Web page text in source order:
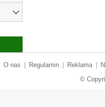
O nas Regulamin Reklama
©